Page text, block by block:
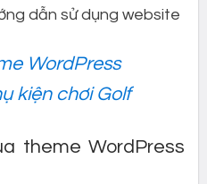
dẫn sử dụng website
WordPress
kiện chơi Golf
theme WordPress